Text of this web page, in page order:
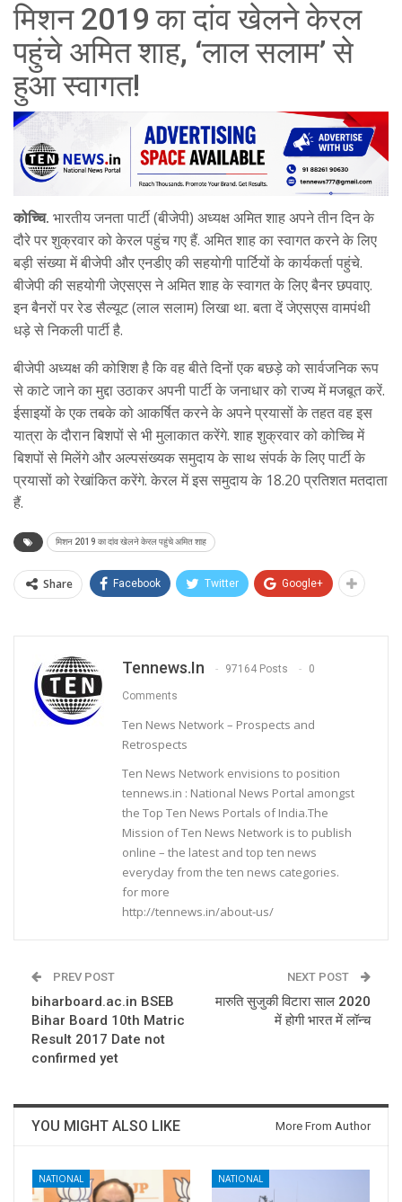
मिशन 2019 का दांव खेलने केरल
पहुंचे अमित शाह, ‘लाल सलाम’ से
हुआ स्वागत!
कोच्चि. भारतीय जनता पार्टी (बीजेपी) अध्यक्ष अमित शाह अपने तीन दिन के
दौरे पर शुक्रवार को केरल पहुंच गए हैं. अमित शाह का स्वागत करने के लिए
बड़ी संख्या में बीजेपी और एनडीए की सहयोगी पार्टियों के कार्यकर्ता पहुंचे.
बीजेपी की सहयोगी जेएसएस ने अमित शाह के स्वागत के लिए बैनर छपवाए.
इन बैनरों पर रेड सैल्यूट (लाल सलाम) लिखा था. बता दें जेएसएस वामपंथी
धड़े से निकली पार्टी है.
बीजेपी अध्यक्ष की कोशिश है कि वह बीते दिनों एक बछड़े को सार्वजनिक रूप
से काटे जाने का मुद्दा उठाकर अपनी पार्टी के जनाधार को राज्य में मजबूत करें.
ईसाइयों के एक तबके को आकर्षित करने के अपने प्रयासों के तहत वह इस
यात्रा के दौरान बिशपों से भी मुलाकात करेंगे. शाह शुक्रवार को कोच्चि में
बिशपों से मिलेंगे और अल्पसंख्यक समुदाय के साथ संपर्क के लिए पार्टी के
प्रयासों को रेखांकित करेंगे. केरल में इस समुदाय के 18.20 प्रतिशत मतदाता
हैं.
मिशन 2019 का दांव खेलने केरल पहुंचे अमित शाह
Share Facebook Twitter Google+
Tennews.in 97164 Posts 0
Comments
Ten News Network – Prospects and
Retrospects
Ten News Network envisions to position
tennews.in : National News Portal amongst
the Top Ten News Portals of India.The
Mission of Ten News Network is to publish
online – the latest and top ten news
everyday from the ten news categories.
for more
http://tennews.in/about-us/
PREV POST
biharboard.ac.in BSEB
Bihar Board 10th Matric
Result 2017 Date not
confirmed yet
NEXT POST
मारुति सुजुकी विटारा साल 2020
में होगी भारत में लॉन्च
YOU MIGHT ALSO LIKE More From Author
NATIONAL NATIONAL